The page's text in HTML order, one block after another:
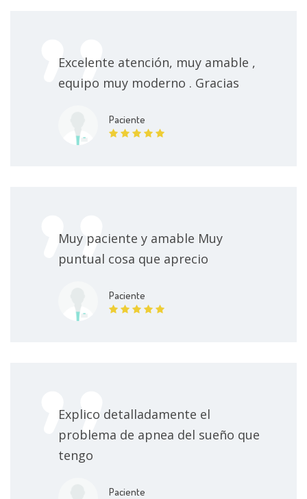
Excelente atención, muy amable ,
equipo muy moderno . Gracias
Paciente
Muy paciente y amable Muy
puntual cosa que aprecio
Paciente
Explico detalladamente el
problema de apnea del sueño que
tengo
Paciente